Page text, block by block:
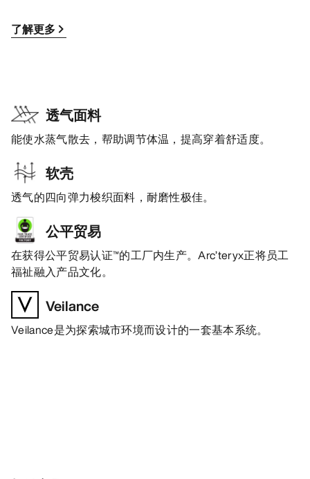
了解更多
透气面料
能使水蒸气散去，帮助调节体温，提高穿着舒适度。
软壳
透气的四向弹力梭织面料，耐磨性极佳。
公平贸易
在获得公平贸易认证™的工厂内生产。Arc’teryx正将员工
福祉融入产品文化。
Veilance
Veilance是为探索城市环境而设计的一套基本系统。